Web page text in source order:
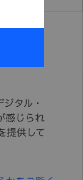
タル・
感じられ
提供して